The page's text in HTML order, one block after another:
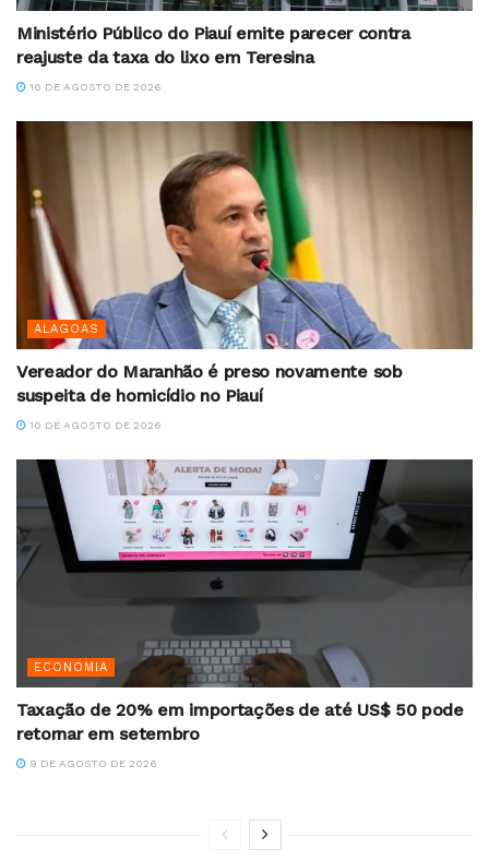
Ministério Público do Piauí emite parecer contra
reajuste da taxa do lixo em Teresina
10 DE AGOSTO DE 2026
ALAGOAS
Vereador do Maranhão é preso novamente sob
suspeita de homicídio no Piauí
10 DE AGOSTO DE 2026
ECONOMIA
Taxação de 20% em importações de até US$ 50 pode
retornar em setembro
9 DE AGOSTO DE 2026